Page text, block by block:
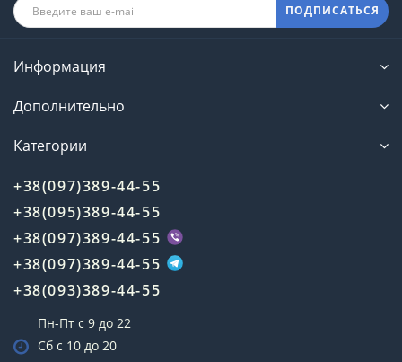
ПОДПИСАТЬСЯ
Информация
Дополнительно
Категории
+38(097)389-44-55
+38(095)389-44-55
+38(097)389-44-55
+38(097)389-44-55
+38(093)389-44-55
Пн-Пт с 9 до 22
Сб с 10 до 20